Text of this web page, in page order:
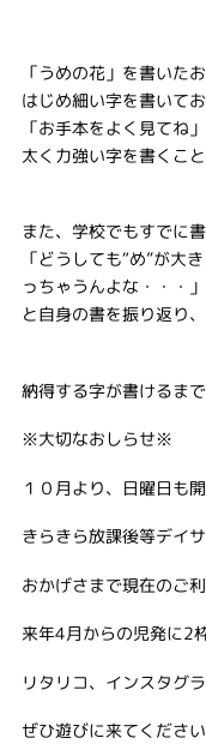
「うめの花」を書いた
はじめ細い字を書いてお
「お手本をよく見てね
太く力強い字を書くこ
また、学校でもすでに
「どうしても“め”が大
っちゃうんよな・・・」
と自身の書を振り返り
納得する字が書けるま
※大切なおしらせ※
１０月より、日曜日も
きらきら放課後等デイ
おかげさまで現在のご
来年4月からの児発に2
リタリコ、インスタグ
ぜひ遊びに来てくださ